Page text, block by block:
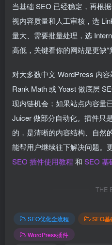
当基础 SEO 已经稳定，再根
视内容质量和人工审核，选
量大、需要批量处理，选
高低，关键看你的网站是更缺“
对大多数中文 WordPress 内
Rank Math 或 Yoast 做底层
现内链机会；如果站点内容量
Juicer 做部分自动化。插件只
的，是清晰的内容结构、自然
能帮用户继续往下解决问题。
SEO 插件使用教程 和 SEO 基
THE
SEO优化全流程 SEO基
WordPress插件